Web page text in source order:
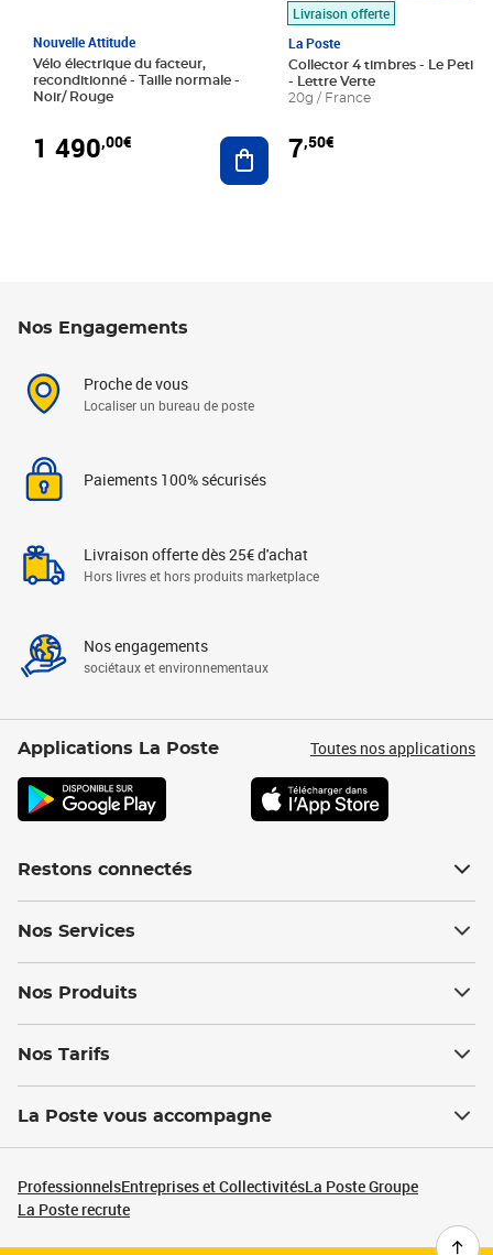
Nouvelle Attitude
Vélo électrique du facteur,
reconditionné - Taille normale -
Noir/ Rouge
1 490,00€ Ajouter au panier
Livraison offerte
La Poste
Collector 4 timbres - Le Petit
- Lettre Verte
20g / France
7,50€
Nos Engagements
Proche de vous
Localiser un bureau de poste
Paiements 100% sécurisés
Livraison offerte dès 25€ d'achat
Hors livres et hors produits marketplace
Nos engagements
sociétaux et environnementaux
Applications La Poste Toutes nos applications
Restons connectés
Nos Services
Nos Produits
Nos Tarifs
La Poste vous accompagne
ProfessionnelsEntreprises et CollectivitésLa Poste Groupe
La Poste recrute